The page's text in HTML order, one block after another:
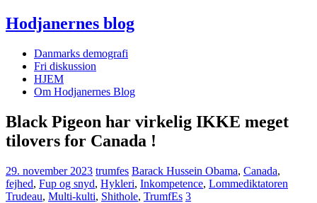
Hodjanernes blog
Danmarks demografi
Fri diskussion
HJEM
Om Hodjanernes Blog
Black Pigeon har virkelig IKKE meget
tilovers for Canada !
29. november 2023 trumfes Barack Hussein Obama, Canada,
fejhed, Fup og snyd, Hykleri, Inkompetence, Lommediktatoren
Trudeau, Multi-kulti, Shithole, TrumfEs 3